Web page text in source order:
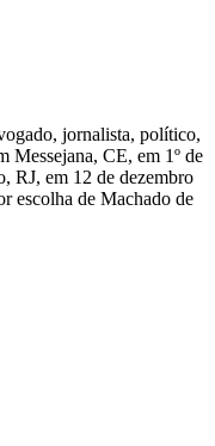
jornalista, político,
Messejana, CE, em 1º de
RJ, em 12 de dezembro
escolha de Machado de